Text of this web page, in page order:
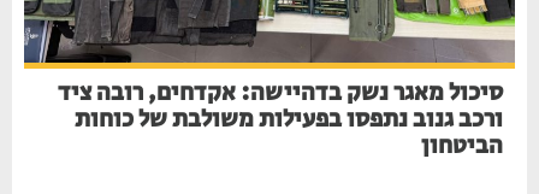
סיכול מאגר נשק בדהיישה: אקדחים, רובה ציד
ורכב גנוב נתפסו בפעילות משולבת של כוחות
הביטחון